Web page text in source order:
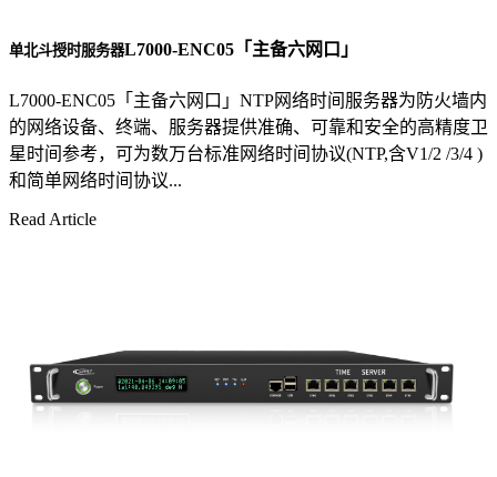
单北斗授时服务器L7000-ENC05「主备六网口」
L7000-ENC05「主备六网口」NTP网络时间服务器为防火墙内
的网络设备、终端、服务器提供准确、可靠和安全的高精度卫
星时间参考，可为数万台标准网络时间协议(NTP,含V1/2 /3/4 )
和简单网络时间协议...
Read Article